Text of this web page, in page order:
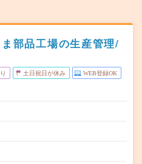
部品工場の生産管理/
土日祝日が休み WEB登録OK